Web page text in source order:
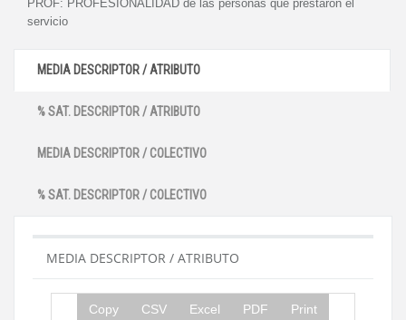
PROF: PROFESIONALIDAD de las personas que prestaron el
servicio
MEDIA DESCRIPTOR / ATRIBUTO
% SAT. DESCRIPTOR / ATRIBUTO
MEDIA DESCRIPTOR / COLECTIVO
% SAT. DESCRIPTOR / COLECTIVO
MEDIA DESCRIPTOR / ATRIBUTO
Copy CSV Excel PDF Print